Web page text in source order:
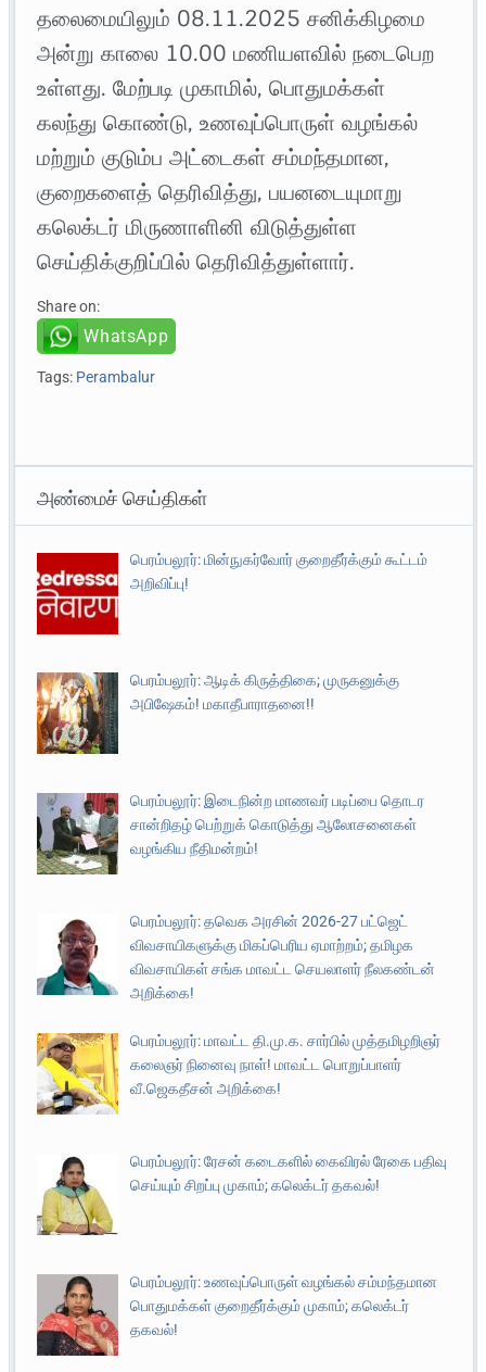
தலைமையிலும் 08.11.2025 சனிக்கிழமை
அன்று காலை 10.00 மணியளவில் நடைபெற
உள்ளது. மேற்படி முகாமில், பொதுமக்கள்
கலந்து கொண்டு, உணவுப்பொருள் வழங்கல்
மற்றும் குடும்ப அட்டைகள் சம்மந்தமான,
குறைகளைத் தெரிவித்து, பயனடையுமாறு
கலெக்டர் மிருணாளினி விடுத்துள்ள
செய்திக்குறிப்பில் தெரிவித்துள்ளார்.
Share on:
WhatsApp
Tags: Perambalur
அண்மைச் செய்திகள்
பெரம்பலூர்: மின்நுகர்வோர் குறைதீர்க்கும் கூட்டம்
அறிவிப்பு!
பெரம்பலூர்: ஆடிக் கிருத்திகை; முருகனுக்கு
அபிஷேகம்! மகாதீபாராதனை!!
பெரம்பலூர்: இடைநின்ற மாணவர் படிப்பை தொடர
சான்றிதழ் பெற்றுக் கொடுத்து ஆலோசனைகள்
வழங்கிய நீதிமன்றம்!
பெரம்பலூர்: தவெக அரசின் 2026-27 பட்ஜெட்
விவசாயிகளுக்கு மிகப்பெரிய ஏமாற்றம்; தமிழக
விவசாயிகள் சங்க மாவட்ட செயலாளர் நீலகண்டன்
அறிக்கை!
பெரம்பலூர்: மாவட்ட தி.மு.க. சார்பில் முத்தமிழறிஞர்
கலைஞர் நினைவு நாள்! மாவட்ட பொறுப்பாளர்
வீ.ஜெகதீசன் அறிக்கை!
பெரம்பலூர்: ரேசன் கடைகளில் கைவிரல் ரேகை பதிவு
செய்யும் சிறப்பு முகாம்; கலெக்டர் தகவல்!
பெரம்பலூர்: உணவுப்பொருள் வழங்கல் சம்மந்தமான
பொதுமக்கள் குறைதீர்க்கும் முகாம்; கலெக்டர்
தகவல்!